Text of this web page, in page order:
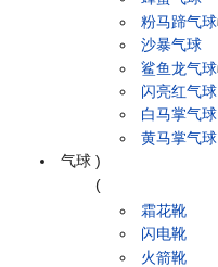
气球
粉马蹄气球
沙暴气球
鲨鱼龙气球
闪亮红气球
白马掌气球
黄马掌气球
)
(
霜花靴
闪电靴
火箭靴